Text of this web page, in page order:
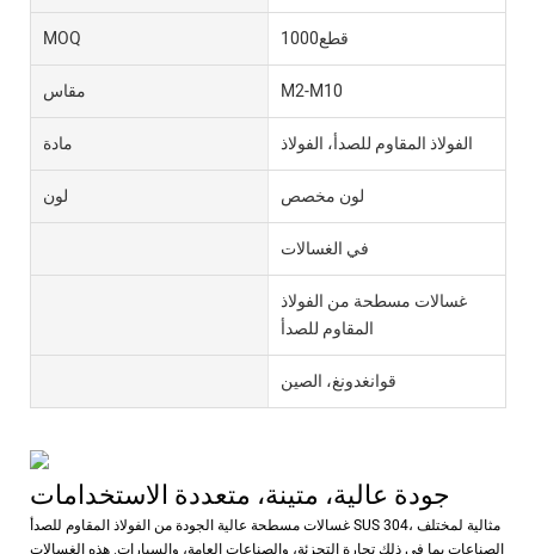
MOQ قطع1000
مقاس M2-M10
مادة الفولاذ المقاوم للصدأ، الفولاذ
لون لون مخصص
في الغسالات
غسالات مسطحة من الفولاذ
المقاوم للصدأ
قوانغدونغ، الصين
غسالات مسطحة عالية الجودة من الفولاذ المقاوم للصدأ SUS 304، مثالية لمختلف
الصناعات بما في ذلك تجارة التجزئة، والصناعات العامة، والسيارات. هذه الغسالات